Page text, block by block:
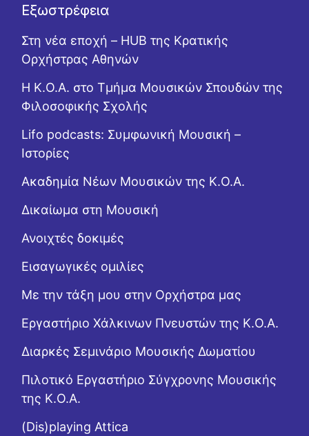
Εξωστρέφεια
Στη νέα εποχή – HUB της Κρατικής
Ορχήστρας Αθηνών
Η Κ.Ο.Α. στο Τμήμα Μουσικών Σπουδών της
Φιλοσοφικής Σχολής
Lifo podcasts: Συμφωνική Μουσική –
Ιστορίες
Ακαδημία Νέων Μουσικών της Κ.Ο.Α.
Δικαίωμα στη Μουσική
Ανοιχτές δοκιμές
Εισαγωγικές ομιλίες
Με την τάξη μου στην Ορχήστρα μας
Εργαστήριo Χάλκινων Πνευστών της Κ.Ο.Α.
Διαρκές Σεμινάριο Μουσικής Δωματίου
Πιλοτικό Εργαστήριο Σύγχρονης Μουσικής
της Κ.Ο.Α.
(Dis)playing Attica